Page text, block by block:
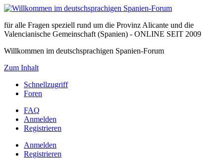
für alle Fragen speziell rund um die Provinz Alicante und die
Valencianische Gemeinschaft (Spanien) - ONLINE SEIT 2009
Willkommen im deutschsprachigen Spanien-Forum
Zum Inhalt
Schnellzugriff
Foren
FAQ
Anmelden
Registrieren
Anmelden
Registrieren